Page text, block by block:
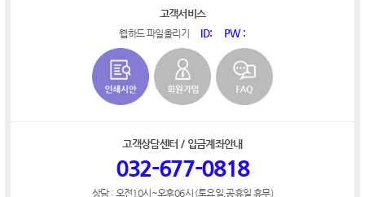
고객서비스
웹하드 파일올리기 ID: PW :
고객상담센터 / 입금계좌안내
032-677-0818
상담 : 오전10시~오후06시 (토요일,공휴일 휴무)